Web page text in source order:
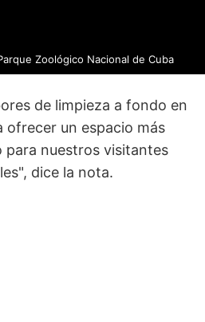
Zoológico Nacional de Cuba
de limpieza a fondo en
ofrecer un espacio más
para nuestros visitantes
dice la nota.